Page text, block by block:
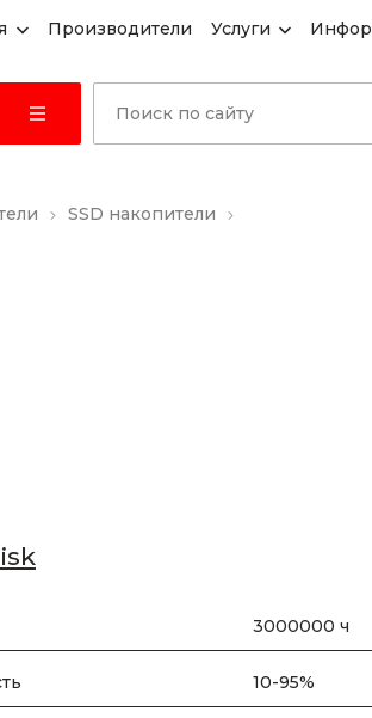
Производители Услуги
SSD накопители
3000000 ч
10-95%